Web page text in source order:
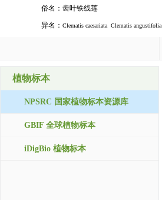
俗名： 齿叶铁线莲
异名： Clematis caesariata Clematis angustifolia
植物标本
NPSRC 国家植物标本资源库
GBIF 全球植物标本
iDigBio 植物标本